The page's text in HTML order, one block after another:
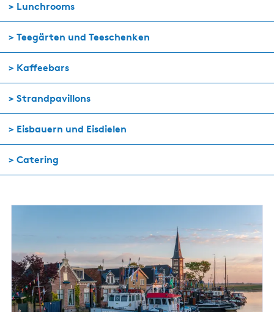
> Lunchrooms
> Teegärten und Teeschenken
> Kaffeebars
> Strandpavillons
> Eisbauern und Eisdielen
> Catering